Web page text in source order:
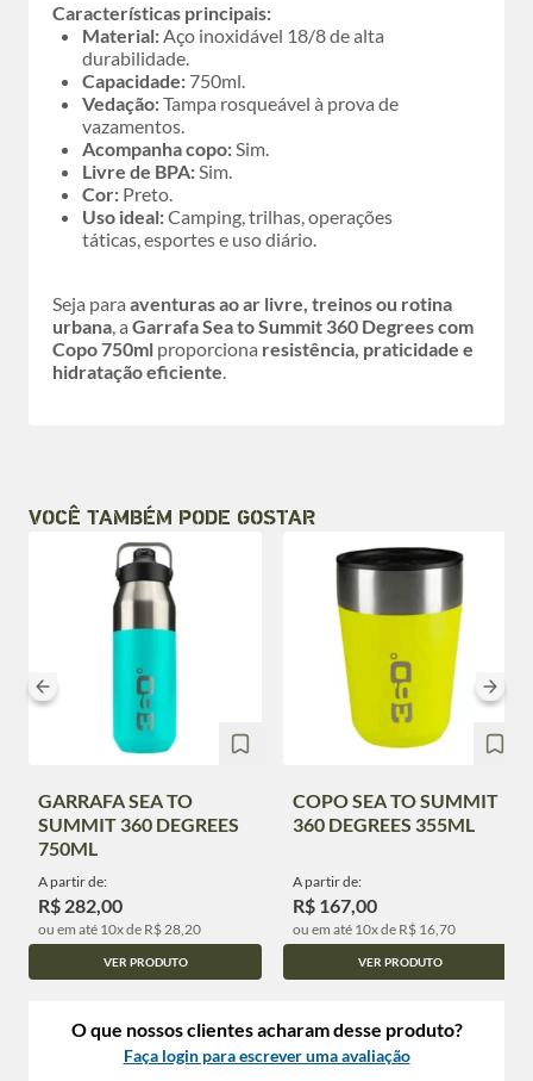
Características principais:
Material:Aço inoxidável 18/8 de alta
durabilidade.
Capacidade: 750ml.
Vedação:Tampa rosqueável à prova de
vazamentos.
Acompanha copo:Sim.
Livre de BPA:Sim.
Cor: Preto.
Uso ideal:Camping, trilhas, operações
táticas, esportes e uso diário.
Seja para aventuras ao ar livre, treinos ou rotina
urbana, a Garrafa Sea to Summit 360 Degrees com
Copo 750ml proporciona resistência, praticidade e
hidratação eficiente.
VOCÊ TAMBÉM PODE GOSTAR
GARRAFA SEA TO
SUMMIT 360 DEGREES
750ML
A partir de:
R$ 282,00
ou em até 10x de R$ 28,20
VER PRODUTO
COPO SEA TO SUMMIT
360 DEGREES 355ML
A partir de:
R$ 167,00
ou em até 10x de R$ 16,70
VER PRODUTO
O que nossos clientes acharam desse produto?
Faça login para escrever uma avaliação